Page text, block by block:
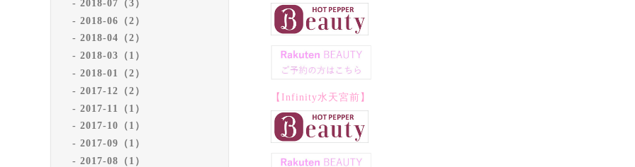
2018-07（3）
2018-06（2）
2018-04（2）
2018-03（1）
2018-01（2）
2017-12（2）
2017-11（1）
2017-10（1）
2017-09（1）
2017-08（1）
【Infinity水天宮前】